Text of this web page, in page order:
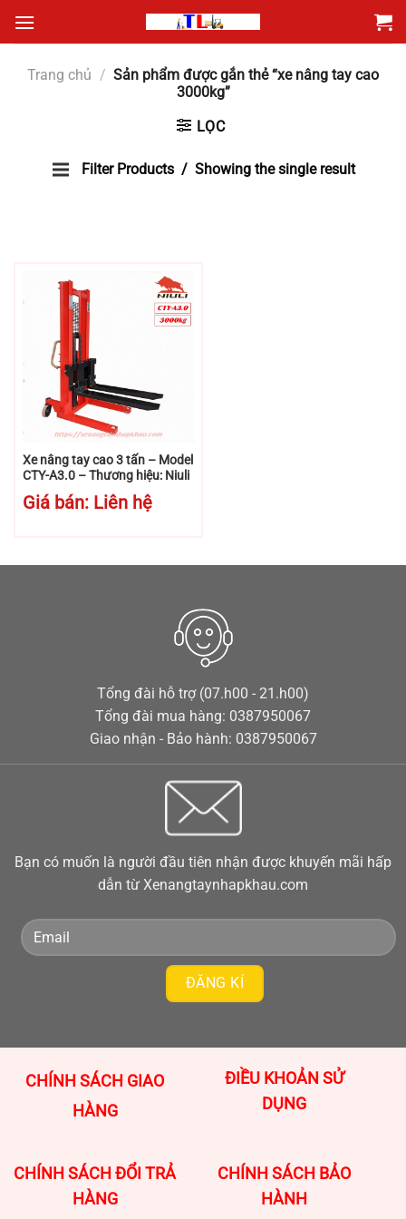
qua
dungTrang chủ / Sản phẩm được gắn thẻ “xe nâng tay cao
3000kg”
LỌC
Filter Products Showing the single result
Xe nâng tay cao 3 tấn – Model
CTY-A3.0 – Thương hiệu: Niuli
Giá bán: Liên hệ
Tổng đài hỗ trợ (07.h00 - 21.h00)
Tổng đài mua hàng: 0387950067
Giao nhận - Bảo hành: 0387950067
Bạn có muốn là người đầu tiên nhận được khuyến mãi hấp
dẫn từ Xenangtaynhapkhau.com
CHÍNH SÁCH GIAO
HÀNG
ĐIỀU KHOẢN SỬ
DỤNG
CHÍNH SÁCH ĐỔI TRẢ
HÀNG
CHÍNH SÁCH BẢO
HÀNH